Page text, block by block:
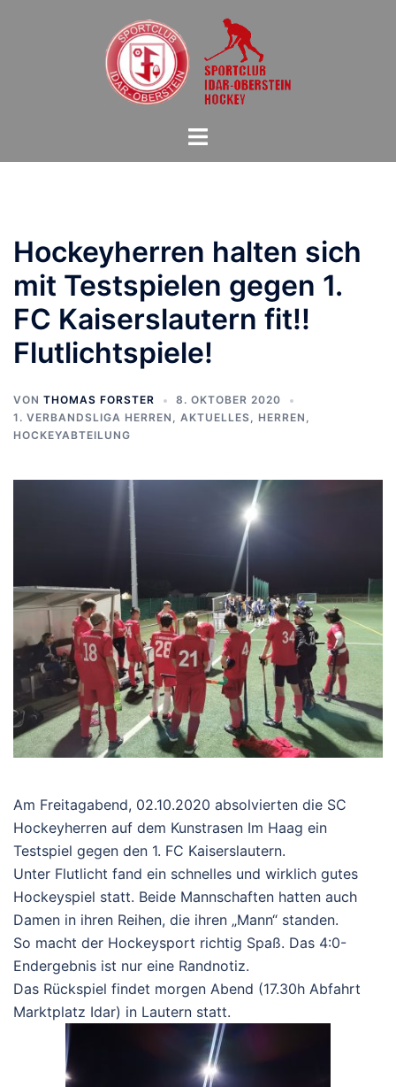
Menü
Hockeyherren halten sich
mit Testspielen gegen 1.
FC Kaiserslautern fit!!
Flutlichtspiele!
VON THOMAS FORSTER
8. OKTOBER 2020
1. VERBANDSLIGA HERREN , AKTUELLES, HERREN ,
HOCKEYABTEILUNG
Am Freitagabend, 02.10.2020 absolvierten die SC
Hockeyherren auf dem Kunstrasen Im Haag ein
Testspiel gegen den 1. FC Kaiserslautern.
Unter Flutlicht fand ein schnelles und wirklich gutes
Hockeyspiel statt. Beide Mannschaften hatten auch
Damen in ihren Reihen, die ihren „Mann“ standen.
So macht der Hockeysport richtig Spaß. Das 4:0-
Endergebnis ist nur eine Randnotiz.
Das Rückspiel findet morgen Abend (17.30h Abfahrt
Marktplatz Idar) in Lautern statt.